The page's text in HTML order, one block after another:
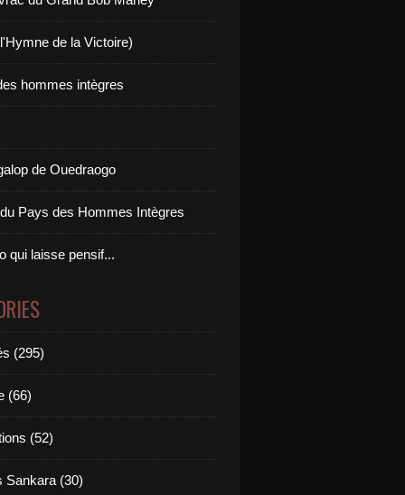
de la Victoire)
hommes intègres
de Ouedraogo
Pays des Hommes Intègres
qui laisse pensif...
(295)
(66)
(52)
Sankara (30)